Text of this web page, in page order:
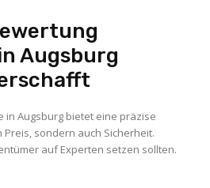
Augsburg
in Augsburg bietet eine präzise
sondern auch Sicherheit.
auf Experten setzen sollten.